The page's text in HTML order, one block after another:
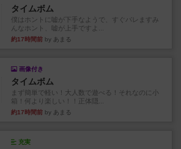
タイムボム
僕はホントに嘘が下手なようで、すぐバレますみ
んなホント、嘘が上手ですよ...
約17時間前 by あまる
画像付き
タイムボム
まず簡単で軽い！大人数で遊べる！それなのに小
箱！何より楽しい！！正体隠...
約17時間前 by あまる
充実